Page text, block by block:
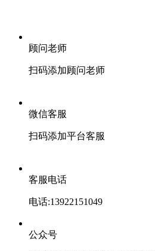
顾问老师
扫码添加顾问老师
微信客服
扫码添加平台客服
客服电话
电话:13922151049
公众号